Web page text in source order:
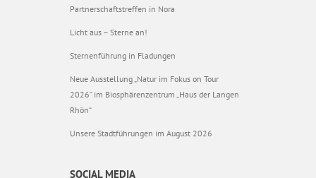
Partnerschaftstreffen in Nora
Licht aus – Sterne an!
Sternenführung in Fladungen
Neue Ausstellung „Natur im Fokus on Tour
2026“ im Biosphärenzentrum „Haus der Langen
Rhön“
Unsere Stadtführungen im August 2026
SOCIAL MEDIA